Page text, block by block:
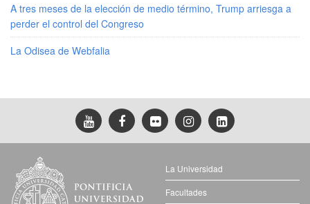
A tres meses de la elección de medio término, Trump arriesga a
perder el control del Congreso
La Odisea de Webfalia
La Universidad
Facultades